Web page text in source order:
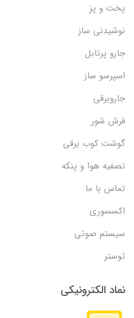
پخت و پز
نوشیدنی ساز
جارو پرتابل
اسپرسو ساز
جاروبرقی
فرش شور
گوشت کوب برقی
تصفیه هوا و پنکه
تماس با ما
اکسسوری
سیستم صوتی
توستر
نماد الکترونیکی